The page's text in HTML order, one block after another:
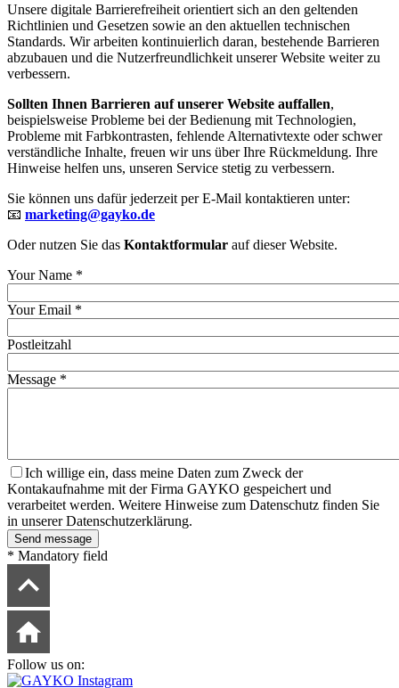
Unsere digitale Barrierefreiheit orientiert sich an den geltenden
Richtlinien und Gesetzen sowie an den aktuellen technischen
Standards. Wir arbeiten kontinuierlich daran, bestehende Barrieren
abzubauen und die Nutzerfreundlichkeit unserer Website weiter zu
verbessern.
Sollten Ihnen Barrieren auf unserer Website auffallen,
beispielsweise Probleme bei der Bedienung mit Technologien,
Probleme mit Farbkontrasten, fehlende Alternativtexte oder schwer
verständliche Inhalte, freuen wir uns über Ihre Rückmeldung. Ihre
Hinweise helfen uns, unseren Service stetig zu verbessern.
Sie können uns dafür jederzeit per E-Mail kontaktieren unter:
📧 marketing@gayko.de
Oder nutzen Sie das Kontaktformular auf dieser Website.
Your Name *
Your Email *
Postleitzahl
Message *
Ich willige ein, dass meine Daten zum Zweck der
Kontakaufnahme mit der Firma GAYKO gespeichert und
verarbeitet werden. Weitere Hinweise zum Datenschutz finden Sie
in unserer Datenschutzerklärung.
Send message
* Mandatory field
Follow us on: